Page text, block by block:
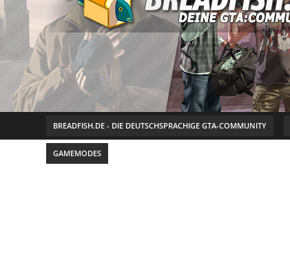
BREADFISH.DE - DIE DEUTSCHSPRACHIGE GTA-COMMUNITY
GAMEMODES